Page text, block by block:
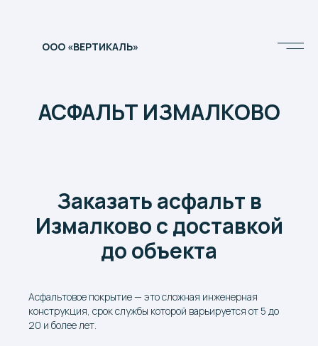
ООО «ВЕРТИКАЛЬ»
АСФАЛЬТ ИЗМАЛКОВО
Заказать асфальт в
Измалково с доставкой
до объекта
Асфальтовое покрытие — это сложная инженерная
конструкция, срок службы которой варьируется от 5 до
20 и более лет.